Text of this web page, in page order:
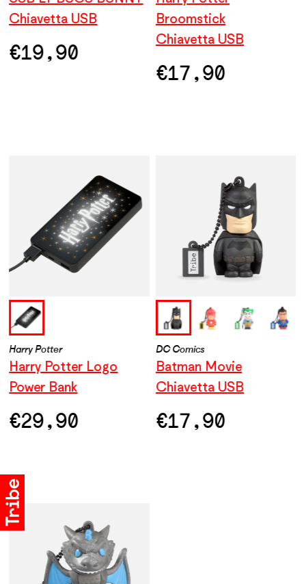
Chiavetta USB
€19,90
Chiavetta USB
€19,90
Chiavetta USB
€17,90
Broomstick
Chiavetta USB
€17,90
Harry Potter
Harry Potter Logo
Power Bank
€29,90
DC Comics
Wonder Woman
Chiavetta USB
€17,90
DC Comics
Batman Movie
Chiavetta USB
€17,90